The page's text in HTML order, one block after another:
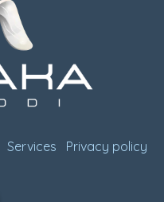
Services Privacy policy